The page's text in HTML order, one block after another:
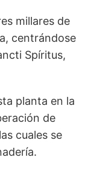
millares de
centrándose
Spíritus,
planta en la
de
cuales se